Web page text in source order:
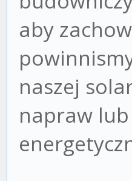
aby
naszej
napraw